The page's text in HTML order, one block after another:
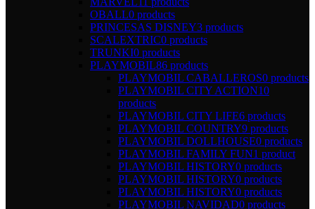
OBALL0 products
PRINCESAS DISNEY3 products
SCALEXTRIC0 products
TRUNKI0 products
PLAYMOBIL86 products
PLAYMOBIL CABALLEROS0 products
PLAYMOBIL CITY ACTION10
products
PLAYMOBIL CITY LIFE6 products
PLAYMOBIL COUNTRY9 products
PLAYMOBIL DOLLHOUSE0 products
PLAYMOBIL FAMILY FUN1 product
PLAYMOBIL HISTORY0 products
PLAYMOBIL HISTORY0 products
PLAYMOBIL HISTORY0 products
PLAYMOBIL NAVIDAD0 products